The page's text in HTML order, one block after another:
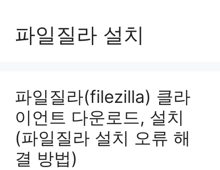
파일질라 설치
파일질라(filezilla) 클라
이언트 다운로드, 설치
(파일질라 설치 오류 해
결 방법)